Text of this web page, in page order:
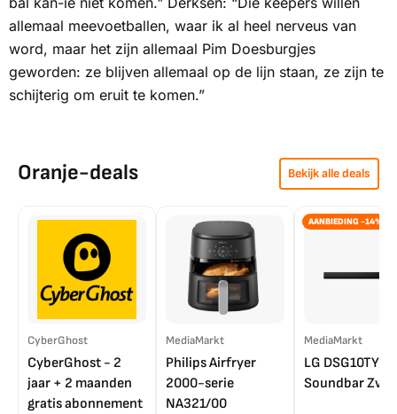
allemaal meevoetballen, waar ik al heel nerveus van
word, maar het zijn allemaal Pim Doesburgjes
geworden: ze blijven allemaal op de lijn staan, ze zijn te
schijterig om eruit te komen.”
Oranje-deals Bekijk alle deals
CyberGhost
CyberGhost - 2
jaar + 2 maanden
gratis abonnement
MediaMarkt
Philips Airfryer
2000-serie
NA321/00
AANBIEDING -14%
MediaMarkt
LG DSG10TY
Soundbar